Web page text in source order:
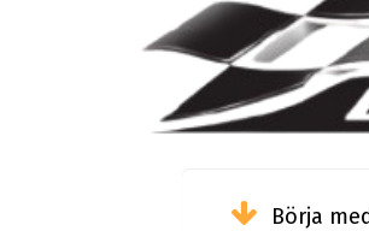
Börja